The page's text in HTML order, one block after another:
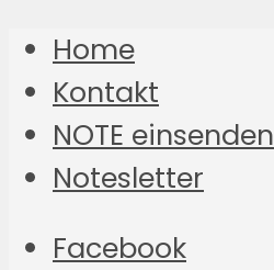
Home
Kontakt
NOTE einsenden
Notesletter
Facebook